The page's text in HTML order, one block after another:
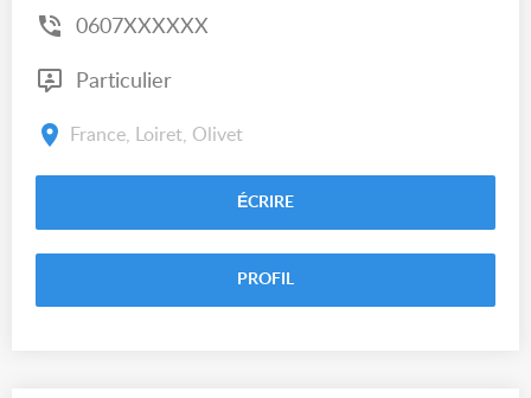
0607XXXXXX
Particulier
France, Loiret, Olivet
ÉCRIRE
PROFIL